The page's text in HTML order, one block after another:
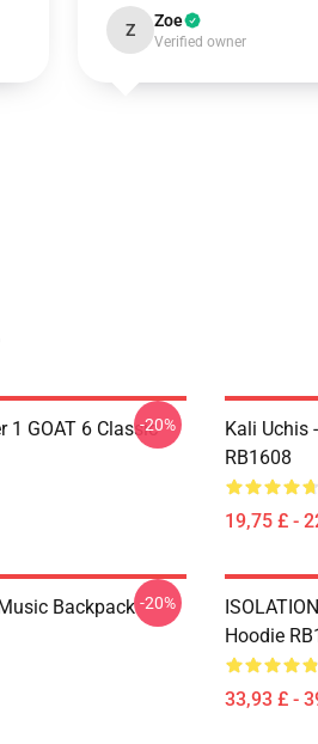
Z Zoe
Verified owner
1 GOAT 6 Classic-20%
Kali Uchis
RB1608
19,75 £ -
Backpack -20%
Hoodie
33,93 £ -